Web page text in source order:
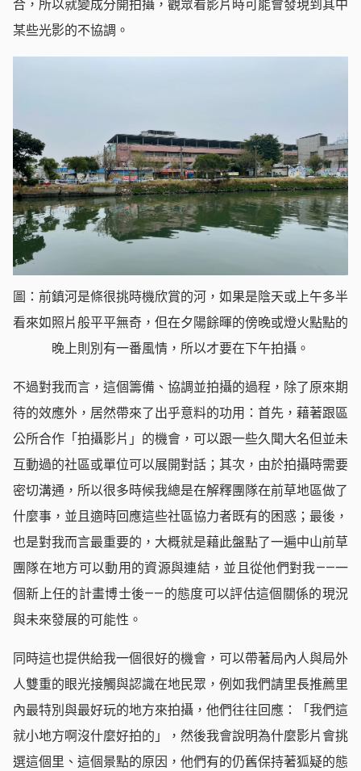
合，所以就變成分開拍攝，觀眾看影片時可能會發現到其中
某些光影的不協調。
圖：前鎮河是條很挑時機欣賞的河，如果是陰天或上午多半
看來如照片般平平無奇，但在夕陽餘暉的傍晚或燈火點點的
晚上則別有一番風情，所以才要在下午拍攝。
不過對我而言，這個籌備、協調並拍攝的過程，除了原來期
待的效應外，居然帶來了出乎意料的功用：首先，藉著跟區
公所合作「拍攝影片」的機會，可以跟一些久聞大名但並未
互動過的社區或單位可以展開對話；其次，由於拍攝時需要
密切溝通，所以很多時候我總是在解釋團隊在前草地區做了
什麼事，並且適時回應這些社區協力者既有的困惑；最後，
也是對我而言最重要的，大概就是藉此盤點了一遍中山前草
團隊在地方可以動用的資源與連結，並且從他們對我——一
個新上任的計畫博士後——的態度可以評估這個關係的現況
與未來發展的可能性。
同時這也提供給我一個很好的機會，可以帶著局內人與局外
人雙重的眼光接觸與認識在地民眾，例如我們請里長推薦里
內最特別與最好玩的地方來拍攝，他們往往回應：「我們這
就小地方啊沒什麼好拍的」，然後我會說明為什麼影片會挑
選這個里、這個景點的原因，他們有的仍舊保持著狐疑的態